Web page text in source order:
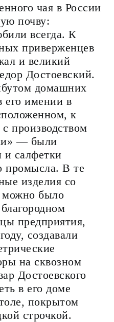
чая в России
почву:
всегда. К
приверженцев
и великий
Достоевский.
домашних
его имении в
к
производством
— были
и салфетки
промысла. В те
изделия со
можно было
предприятия,
создавали
на сквозном
Достоевского
в его доме
покрытом
строчкой.